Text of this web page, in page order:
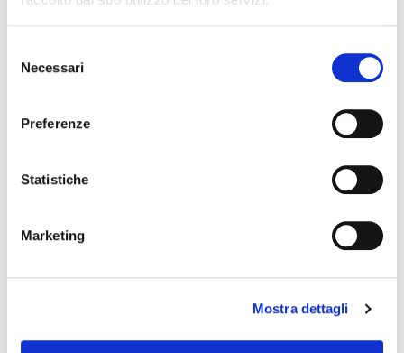
delNecessari
Preferenze
Statistiche
Marketing
Mostra dettagli
di pagamento prolungati. In Giappone,
spingerà il CAGR al 13,1%, ottimizzando la
approvazione. In Europa e Nord America, la
crescita sarà moderata ma stabile. Il Regno
Unito, con un CAGR del 7,2%, vedrà un
microimprese, mentre gli Stati Uniti (CAGR
9,6%) punteranno su soluzioni ibride che
combinano factoring tradizionale con
In sostanza la domanda sarà sempre più